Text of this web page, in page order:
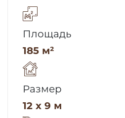
Площадь
185 м²
Размер
12 x 9 м